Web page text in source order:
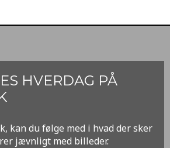
HVERDAG PÅ
kan du følge med i hvad der sker
jævnligt med billeder.